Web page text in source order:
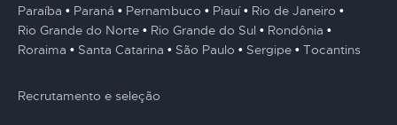
Paraíba
Paraná Pernambuco Piauí
Rio de Janeiro
Rio Grande do Norte
Rio Grande do Sul
Rondônia
Roraima
Santa Catarina São Paulo Sergipe Tocantins
Recrutamento e seleção